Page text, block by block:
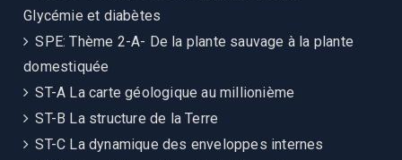
Glycémie et diabètes
SPE: Thème 2-A- De la plante sauvage à la plante
domestiquée
ST-A La carte géologique au millionième
ST-B La structure de la Terre
ST-C La dynamique des enveloppes internes